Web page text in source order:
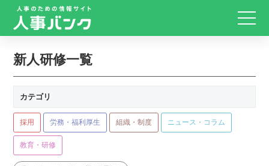
新人研修一覧
カテゴリ
採用 労務・福利厚生 組織・制度 ニュース・コラム
教育・研修